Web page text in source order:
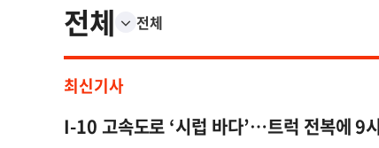
전체 전체
최신기사
I-10 고속도로 ‘시럽 바다’…트럭 전복에 9